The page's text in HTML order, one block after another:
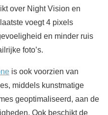
over Night Vision en
voegt 4 pixels
en minder ruis
foto’s.
is ook voorzien van
middels kunstmatige
geoptimaliseerd, aan de
Ook beschikt de